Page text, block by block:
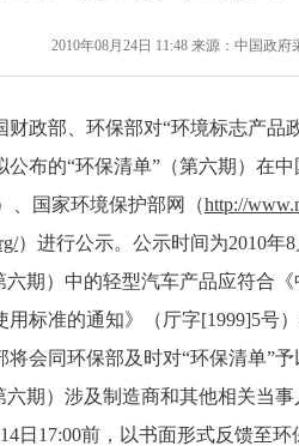
2010年08月24日 11:48来源： 中国政府
部、环保部对“环境标志产品政
公布的“环保清单”（第六期）在
、国家环境保护部网（http://
）进行公示。公示时间为2010年8
期）中的轻型汽车产品应符合《
用标准的通知》（厅字[1999]5号
会同环保部及时对“环保清单”予
）涉及制造商和其他相关当事
日17:00前，以书面形式反馈至